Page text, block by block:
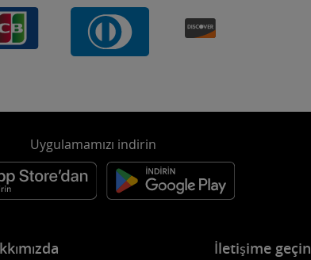
Uygulamamızı indirin
İletişime geçin